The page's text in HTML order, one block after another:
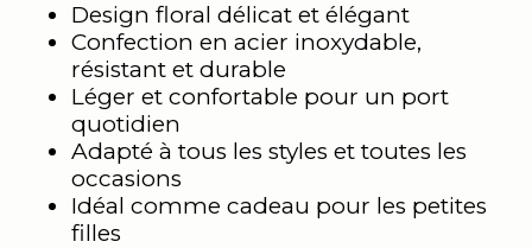
Design floral délicat et élégant
Confection en acier inoxydable,
résistant et durable
Léger et confortable pour un port
quotidien
Adapté à tous les styles et toutes les
occasions
Idéal comme cadeau pour les petites
filles